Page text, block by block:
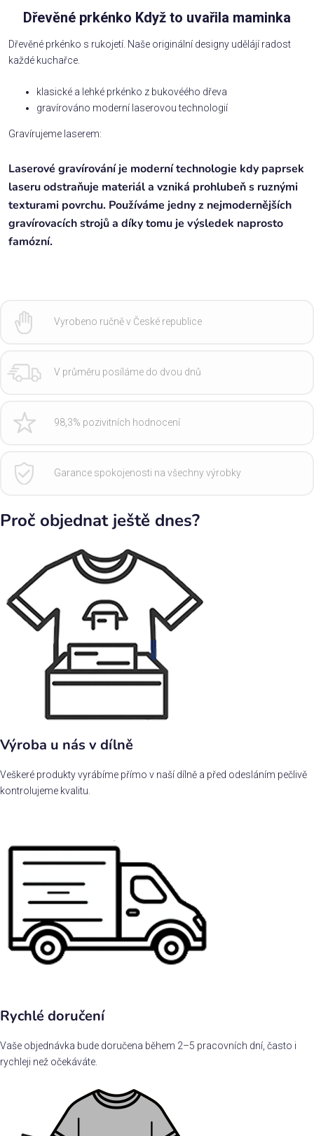
Dřevěné prkénko Když to uvařila maminka
Dřevěné prkénko s rukojetí. Naše originální designy udělájí radost
každé kuchařce.
klasické a lehké prkénko z bukovéého dřeva
gravírováno moderní laserovou technologií
Gravírujeme laserem:
Laserové gravírování je moderní technologie kdy paprsek
laseru odstraňuje materiál a vzniká prohlubeň s ruznými
texturami povrchu. Používáme jedny z nejmodernějších
gravírovacích strojů a díky tomu je výsledek naprosto
famózní.
Vyrobeno ručně v České republice
V průměru posíláme do dvou dnů
98,3% pozivitních hodnocení
Garance spokojenosti na všechny výrobky
Proč objednat ještě dnes?
Výroba u nás v dílně
Veškeré produkty vyrábíme přímo v naší dílně a před odesláním pečlivě
kontrolujeme kvalitu.
Rychlé doručení
Vaše objednávka bude doručena během 2–5 pracovních dní, často i
rychleji než očekáváte.